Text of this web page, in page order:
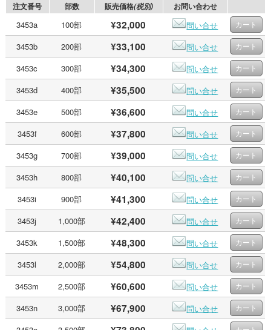
注文番号 部数 販売価格(税別) お問い合わせ
3453a 100部 ¥32,000
問い合せ
3453b
200部 ¥33,100
問い合せ
3453c
300部 ¥34,300
問い合せ
3453d
400部 ¥35,500
問い合せ
3453e
500部 ¥36,600
問い合せ
3453f
600部 ¥37,800
問い合せ
3453g
700部 ¥39,000
問い合せ
3453h
800部 ¥40,100
問い合せ
3453i
900部 ¥41,300
問い合せ
3453j
1,000部 ¥42,400
問い合せ
3453k
1,500部 ¥48,300
問い合せ
3453l
2,000部 ¥54,800
問い合せ
3453m
2,500部 ¥60,600
問い合せ
3453n
3,000部 ¥67,900
問い合せ